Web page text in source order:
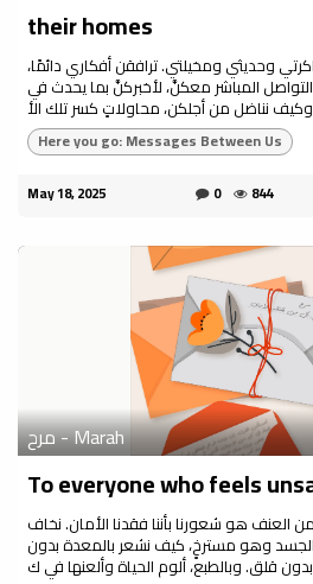
their homes
وحديثي ومخيلتي. ترافقن أفكاري دائمًا،
المباشر معكنَّ، لأخبركنَّ بما يحدث في
Here you go: Messages Between Us
May 18, 2025 0 844
مرح - Marah
To everyone who feels
العنف هو شعورنا بأننا فقدنا الأمان. نخاف
وهو مسترخٍ، كيف نشعر بالمعدة بدون